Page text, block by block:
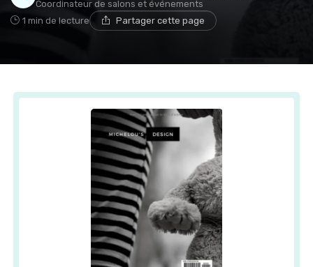
Coordinateur de salons et événements
1 min de lecture Partager cette page